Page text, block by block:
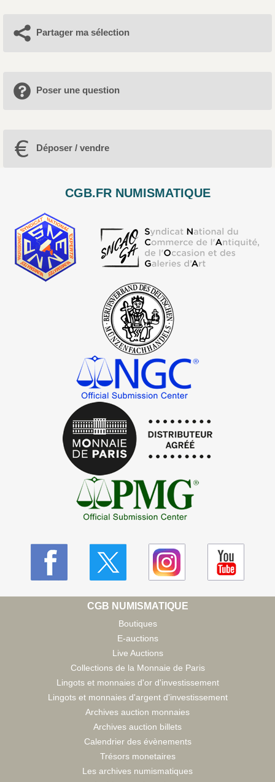
Partager ma sélection
Poser une question
Déposer / vendre
CGB.FR NUMISMATIQUE
CGB NUMISMATIQUE
Boutiques
E-auctions
Live Auctions
Collections de la Monnaie de Paris
Lingots et monnaies d'or d'investissement
Lingots et monnaies d'argent d'investissement
Archives auction monnaies
Archives auction billets
Calendrier des évènements
Trésors monetaires
Les archives numismatiques